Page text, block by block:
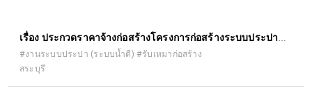
เรื่อง ประกวดราคาจ้างก่อสร้างโครงการก่อสร้างระบบประปา
แบบถังแชมเปญ ขนาด ๑๕ ลบ.ม. พร้อม เจาะบ่อบาดาล หมู่ที่ ๙
(กลุ่มบ้านนางดอกรัก ชูติมัลตานนท์) ด้วยวิธีประกวดราคา
อิเล็กทรอนิกส์ (e-bidding)
#งานระบบประปา (ระบบน้ำดี) #รับเหมาก่อสร้าง
สระบุรี